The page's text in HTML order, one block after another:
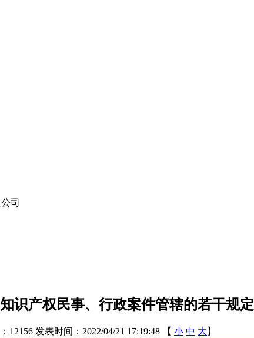
司
识产权民事、行政案件管辖的若干规定
12156 发表时间：2022/04/21 17:19:48 【 小 中 大 】